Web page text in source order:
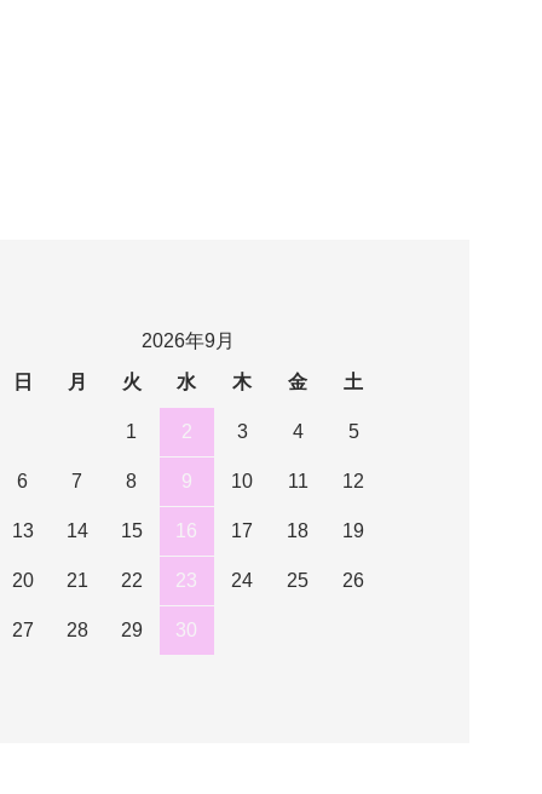
2026年9月
日
月 火 水 木 金 土
1 2 3 4 5
6 7 8 9 10 11 12
13 14 15 16 17 18 19
20 21 22 23 24 25 26
27 28 29 30